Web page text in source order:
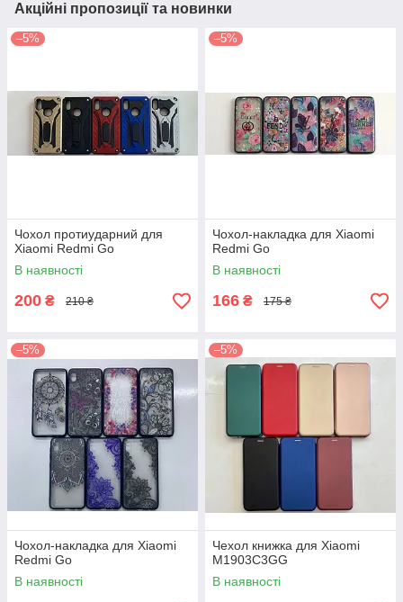
Акційні пропозиції та новинки
–5%
Чохол протиударний для
Xiaomi Redmi Go
В наявності
200 ₴ 210 ₴
–5%
Чохол-накладка для Xiaomi
Redmi Go
В наявності
166 ₴ 175 ₴
–5%
Чохол-накладка для Xiaomi
Redmi Go
В наявності
–5%
Чехол книжка для Xiaomi
M1903C3GG
В наявності